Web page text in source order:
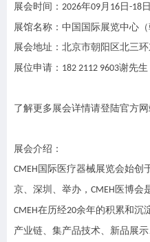
展会时间 ： 2026年09月 16 日 -18 日
展馆名称 ： 中国国际展览中心（
展会地址 ： 北京市朝阳区北三环
展位申请： 182 2112 9603谢先生
了解更多展会详情请登陆官方
展会介绍：
CMEH 国际医疗器械展览会始创
京、深圳、举办， CMEH 医博会
CMEH在历经20余年的积累和沉
产业链、集产品技术、新品展